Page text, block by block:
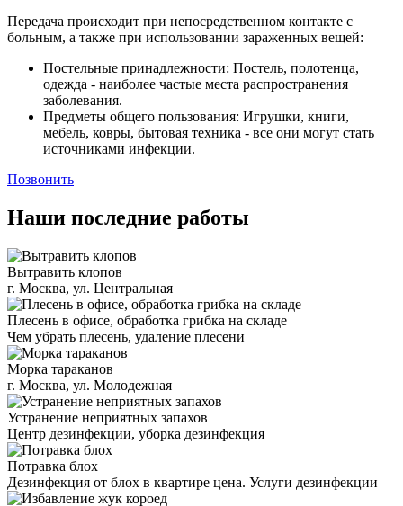
Передача происходит при непосредственном контакте с
больным, а также при использовании зараженных вещей:
Постельные принадлежности: Постель, полотенца,
одежда - наиболее частые места распространения
заболевания.
Предметы общего пользования: Игрушки, книги,
мебель, ковры, бытовая техника - все они могут стать
источниками инфекции.
Позвонить
Наши последние работы
Вытравить клопов
г. Москва, ул. Центральная
Плесень в офисе, обработка грибка на складе
Чем убрать плесень, удаление плесени
Морка тараканов
г. Москва, ул. Молодежная
Устранение неприятных запахов
Центр дезинфекции, уборка дезинфекция
Потравка блох
Дезинфекция от блох в квартире цена. Услуги дезинфекции